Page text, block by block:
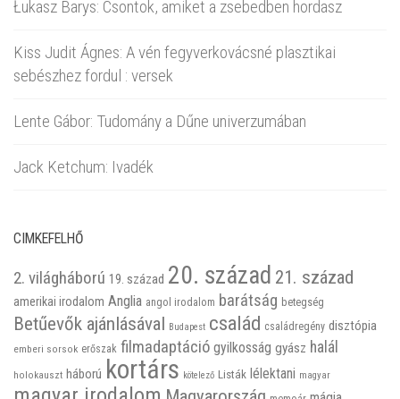
Łukasz Barys: Csontok, amiket a zsebedben hordasz
Kiss Judit Ágnes: A vén fegyverkovácsné plasztikai
sebészhez fordul : versek
Lente Gábor: Tudomány a Dűne univerzumában
Jack Ketchum: Ivadék
CIMKEFELHŐ
2. világháború 19. század 20. század 21. század
amerikai irodalom Anglia angol irodalom barátság betegség
Betűevők ajánlásával Budapest család családregény disztópia
emberi sorsok erőszak filmadaptáció gyilkosság gyász halál
holokauszt háború kortárs kötelező Listák lélektani magyar